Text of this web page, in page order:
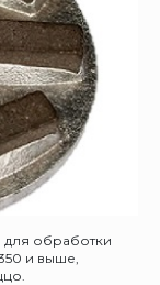
для обработки
и выше,